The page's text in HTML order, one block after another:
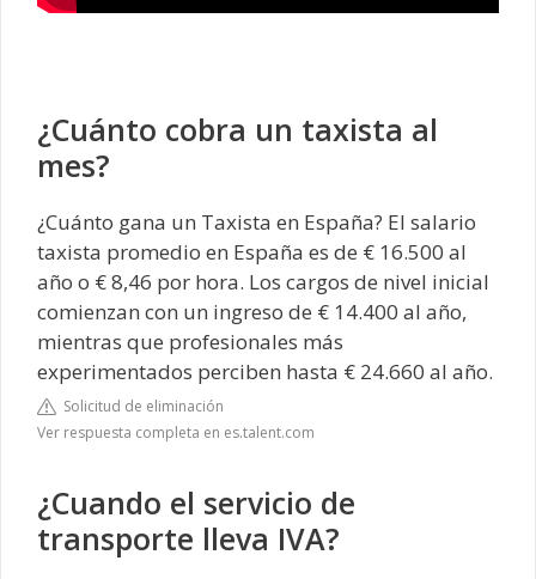
¿Cuánto cobra un taxista al
mes?
¿Cuánto gana un Taxista en España? El salario
taxista promedio en España es de € 16.500 al
año o € 8,46 por hora. Los cargos de nivel inicial
comienzan con un ingreso de € 14.400 al año,
mientras que profesionales más
experimentados perciben hasta € 24.660 al año.
Solicitud de eliminación
Ver respuesta completa en es.talent.com
¿Cuando el servicio de
transporte lleva IVA?